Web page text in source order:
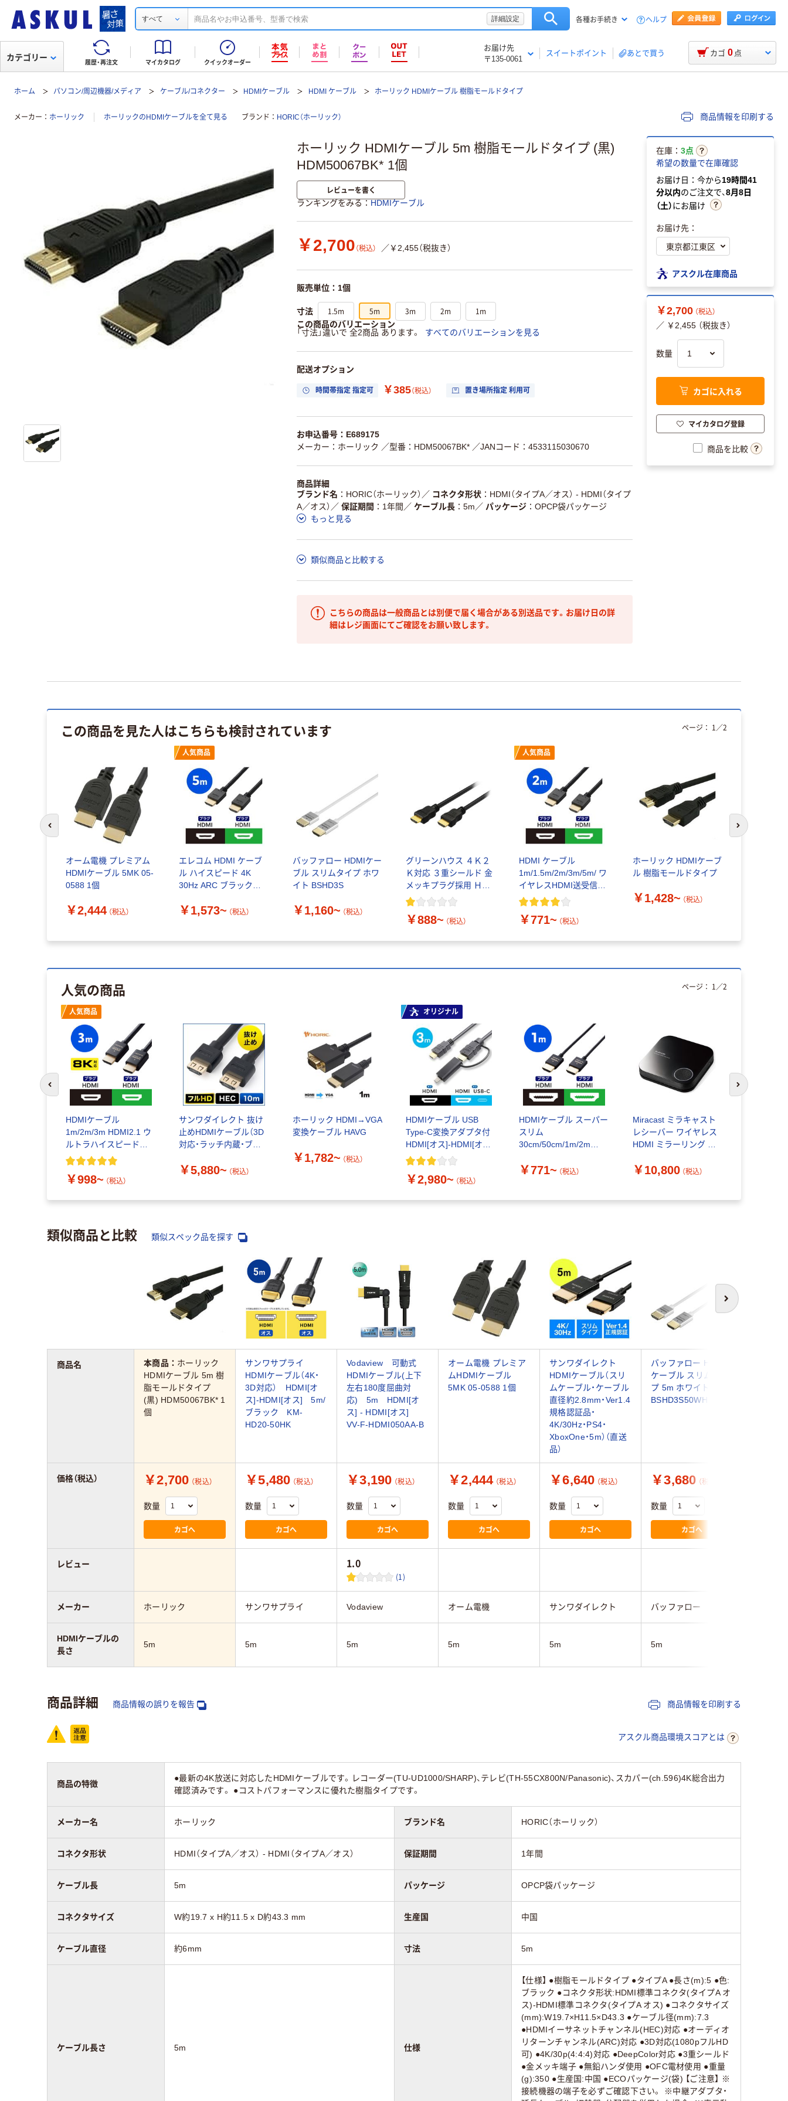
すべて 詳細設定 各種お手続き ヘルプ
履歴・再注文 マイカタログ クイックオーダー
お届け先
〒135-0061
スイートポイント あとで買う
カテゴリー カゴ 0 点
ホーム パソコン/周辺機器/メディア ケーブル/コネクター HDMIケーブル HDMI ケーブル ホーリック HDMIケーブル 樹脂モールドタイプ
メーカー ホーリック ホーリックのHDMIケーブルを全て見る ブランド HORIC（ホーリック） 商品情報を印刷する
ホーリック HDMIケーブル 5m 樹脂モールドタイプ (黒)
HDM50067BK* 1個
レビューを書く
ランキングをみる HDMIケーブル
￥2,700 （税込） ／￥2,455（税抜き）
販売単位：1個
寸法 1.5m 5m 3m 2m 1m
この商品のバリエーション
「寸法」違いで 全2商品 あります。
すべてのバリエーションを見る
配送オプション
時間帯指定 指定可 ￥385（税込） 置き場所指定 利用可
お申込番号：E689175
メーカー：ホーリック ／型番：HDM50067BK* ／JANコード：4533115030670
商品詳細
ブランド名
HORIC（ホーリック） ／ コネクタ形状
HDMI（タイプA／オス） - HDMI（タイプ
A／オス） ／ 保証期間 1年間 ／ ケーブル長 5m ／ パッケージ
OPCP袋パッケージ
もっと見る
類似商品と比較する
こちらの商品は一般商品とは別便で届く場合がある別送品です。お届け日の詳
細はレジ画面にてご確認をお願い致します。
在庫： 3点
希望の数量で在庫確認
お届け日：今から19時間41
分以内のご注文で、8月8日
（土）にお届け
お届け先：
アスクル在庫商品
￥2,700 （税込）
／ ￥2,455 （税抜き）
数量
カゴに入れる
マイカタログ登録
商品を比較
この商品を見た人はこちらも検討されています
オーム電機 プレミアム
HDMIケーブル 5MK 05-
0588 1個
￥2,444 （税込）
人気商品
エレコム HDMI ケーブ
ル ハイスピード 4K
30Hz ARC ブラック
￥1,573~ （税込）
バッファロー HDMIケー
ブル スリムタイプ ホワ
イト BSHD3S
￥1,160~ （税込）
グリーンハウス ４Ｋ２
Ｋ対応 ３重シールド 金
メッキプラグ採用 ＨＤ
ＭＩケーブル
￥888~ （税込）
人気商品
HDMI ケーブル
1m/1.5m/2m/3m/5m/ ワ
イヤレスHDMI送受信機
ハイスピード エレコム
￥771~ （税込）
ホーリック HDMIケーブ
ル 樹脂モールドタイプ
￥1,428~ （税込）
ページ： 1 ／2
前のスライドへ 次のスライド
人気の商品
人気商品
HDMIケーブル
1m/2m/3m HDMI2.1 ウ
ルトラハイスピード
8K/60Hz エレコム
￥998~ （税込）
サンワダイレクト 抜け
止めHDMIケーブル（3D
対応・ラッチ内蔵・ブラ
￥5,880~ （税込）
ホーリック HDMI→VGA
変換ケーブル HAVG
￥1,782~ （税込）
オリジナル
HDMIケーブル USB
Type-C変換アダプタ付
HDMI[オス]-HDMI[オス]
＋USB-C変換 アスクル
￥2,980~ （税込）
HDMIケーブル スーパー
スリム
30cm/50cm/1m/2m
エレコム
￥771~ （税込）
Miracast ミラキャスト
レシーバー ワイヤレス
HDMI ミラーリング ア
MRC03 エレコム 1個
￥10,800 （税込）
ページ： 1 ／2
前のスライドへ 次のスライド
類似商品と比較 類似スペック品を探す
次へ
本商品： ホーリック
HDMIケーブル 5m 樹
脂モールドタイプ
(黒) HDM50067BK* 1
個
サンワサプライ
HDMIケーブル（4K・
3D対応） HDMI[オ
ス]-HDMI[オス] 5m/
ブラック KM-
HD20-50HK
Vodaview 可動式
HDMIケーブル(上下
左右180度屈曲対
応) 5m HDMI[オ
ス] - HDMI[オス]
VV-F-HDMI050AA-B
オーム電機 プレミア
ムHDMIケーブル
5MK 05-0588 1個
サンワダイレクト
HDMIケーブル（スリ
ムケーブル・ケーブル
直径約2.8mm・Ver1.4
規格認証品・
4K/30Hz・PS4・
XboxOne・5m）（直送
品）
バッファロー HDMI
ケーブル スリムタイ
プ 5m ホワイト
BSHD3S50WH 1台
￥2,700 （税込）
数量
カゴへ
￥5,480 （税込）
数量
カゴへ
￥3,190 （税込）
数量
カゴへ
￥2,444 （税込）
数量
カゴへ
￥6,640 （税込）
数量
カゴへ
￥3,680 （税込）
数量
カゴへ
1.0
(1)
ホーリック サンワサプライ Vodaview オーム電機 サンワダイレクト バッファロー
5m 5m 5m 5m 5m 5m
商品名
価格（税込）
レビュー
メーカー
HDMIケーブルの
長さ
商品詳細 商品情報の誤りを報告 商品情報を印刷する
アスクル商品環境スコアとは
商品の特徴
●最新の4K放送に対応したHDMIケーブルです。レコーダー(TU-UD1000/SHARP)、テレビ(TH-55CX800N/Panasonic)、スカパー(ch.596)4K総合出力
確認済みです。 ●コストパフォーマンスに優れた樹脂タイプです。
メーカー名 ホーリック ブランド名 HORIC（ホーリック）
コネクタ形状 HDMI（タイプA／オス） - HDMI（タイプA／オス） 保証期間 1年間
ケーブル長 5m パッケージ OPCP袋パッケージ
コネクタサイズ W約19.7 x H約11.5 x D約43.3 mm 生産国 中国
ケーブル直径 約6mm 寸法 5m
ケーブル長さ 5m 仕様
【仕様】 ●樹脂モールドタイプ ●タイプA ●長さ(m):5 ●色:
ブラック ●コネクタ形状:HDMI標準コネクタ(タイプA オ
ス)-HDMI標準コネクタ(タイプA オス) ●コネクタサイズ
(mm):W19.7×H11.5×D43.3 ●ケーブル径(mm):7.3
●HDMIイーサネットチャンネル(HEC)対応 ●オーディオ
リターンチャンネル(ARC)対応 ●3D対応(1080pフルHD
可) ●4K/30p(4:4:4)対応 ●DeepColor対応 ●3重シールド
●金メッキ端子 ●無鉛ハンダ使用 ●OFC電材使用 ●重量
(g):350 ●生産国:中国 ●ECOパッケージ(袋) 【ご注意】 ※
接続機器の端子を必ずご確認下さい。 ※中継アダプタ・